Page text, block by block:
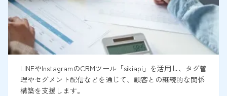
LINEやInstagramのCRMツール「sikiapi」を活用し、タグ管
理やセグメント配信などを通じて、顧客との継続的な関係
構築を支援します。